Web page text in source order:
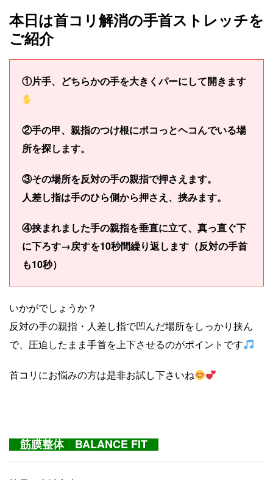
本日は首コリ解消の手首ストレッチを
ご紹介
①片手、どちらかの手を大きくパーにして開きます
②手の甲、親指のつけ根にポコっとヘコんでいる場
所を探します。
③その場所を反対の手の親指で押さえます。
人差し指は手のひら側から押さえ、挟みます。
④挟まれました手の親指を垂直に立て、真っ直ぐ下
に下ろす→戻すを10秒間繰り返します（反対の手首
も10秒）
いかがでしょうか？
反対の手の親指・人差し指で凹んだ場所をしっかり挟ん
で、圧迫したまま手首を上下させるのがポイントです
首コリにお悩みの方は是非お試し下さいね
筋膜整体 BALANCE FIT